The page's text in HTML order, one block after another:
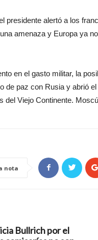
presidente alertó a los
amenaza y Europa ya
en el gasto militar, la
de paz con Rusia y abrió
del Viejo Continente.
nota
Bullrich por el